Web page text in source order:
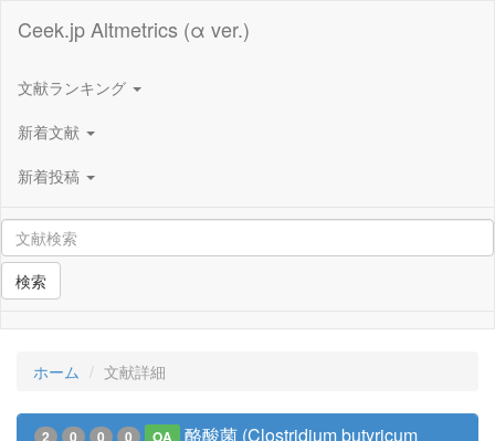
Ceek.jp Altmetrics (α ver.)
文献ランキング
新着文献
新着投稿
検索
ホーム 文献詳細
2 0 0 0 OA
酪酸菌 (Clostridium butyricum